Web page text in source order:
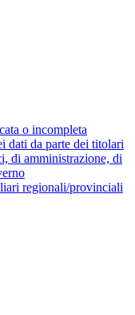
o incompleta
dati da parte dei titolari
di amministrazione, di
regionali/provinciali